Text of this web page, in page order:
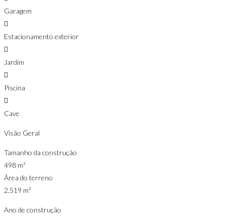
Garagem
Estacionamento exterior
Jardim
Piscina
Cave
Visão Geral
Tamanho da construção
498 m²
Área do terreno
2,519 m²
Ano de construção